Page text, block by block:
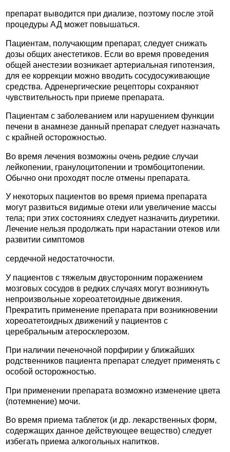
препарат выводится при диализе, поэтому после этой
процедуры АД может повышаться.
Пациентам, получающим препарат, следует снижать
дозы общих анестетиков. Если во время проведения
общей анестезии возникает артериальная гипотензия,
для ее коррекции можно вводить сосудосуживающие
средства. Адренергические рецепторы сохраняют
чувствительность при приеме препарата.
Пациентам с заболеванием или нарушением функции
печени в анамнезе данный препарат следует назначать
с крайней осторожностью.
Во время лечения возможны очень редкие случаи
лейкопении, гранулоцитопении и тромбоцитопении.
Обычно они проходят после отмены препарата.
У некоторых пациентов во время приема препарата
могут развиться видимые отеки или увеличение массы
тела; при этих состояниях следует назначить диуретики.
Лечение нельзя продолжать при нарастании отеков или
развитии симптомов
сердечной недостаточности.
У пациентов с тяжелым двусторонним поражением
мозговых сосудов в редких случаях могут возникнуть
непроизвольные хореоатетоидные движения.
Прекратить применение препарата при возникновении
хореоатетоидных движений у пациентов с
церебральным атеросклерозом.
При наличии печеночной порфирии у ближайших
родственников пациента препарат следует применять с
особой осторожностью.
При применении препарата возможно изменение цвета
(потемнение) мочи.
Во время приема таблеток (и др. лекарственных форм,
содержащих данное действующее вещество) следует
избегать приема алкогольных напитков.